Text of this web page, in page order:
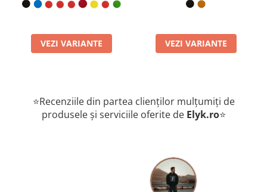
VEZI VARIANTE VEZI VARIANTE
⭐Recenziile din partea clienților mulțumiți de
produsele și serviciile oferite de Elyk.ro⭐